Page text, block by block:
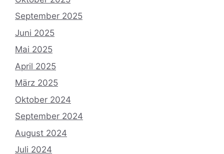
September 2025
Juni 2025
Mai 2025
April 2025
März 2025
Oktober 2024
September 2024
August 2024
Juli 2024